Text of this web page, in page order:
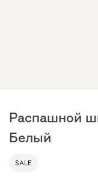
Распашной
Белый
SALE